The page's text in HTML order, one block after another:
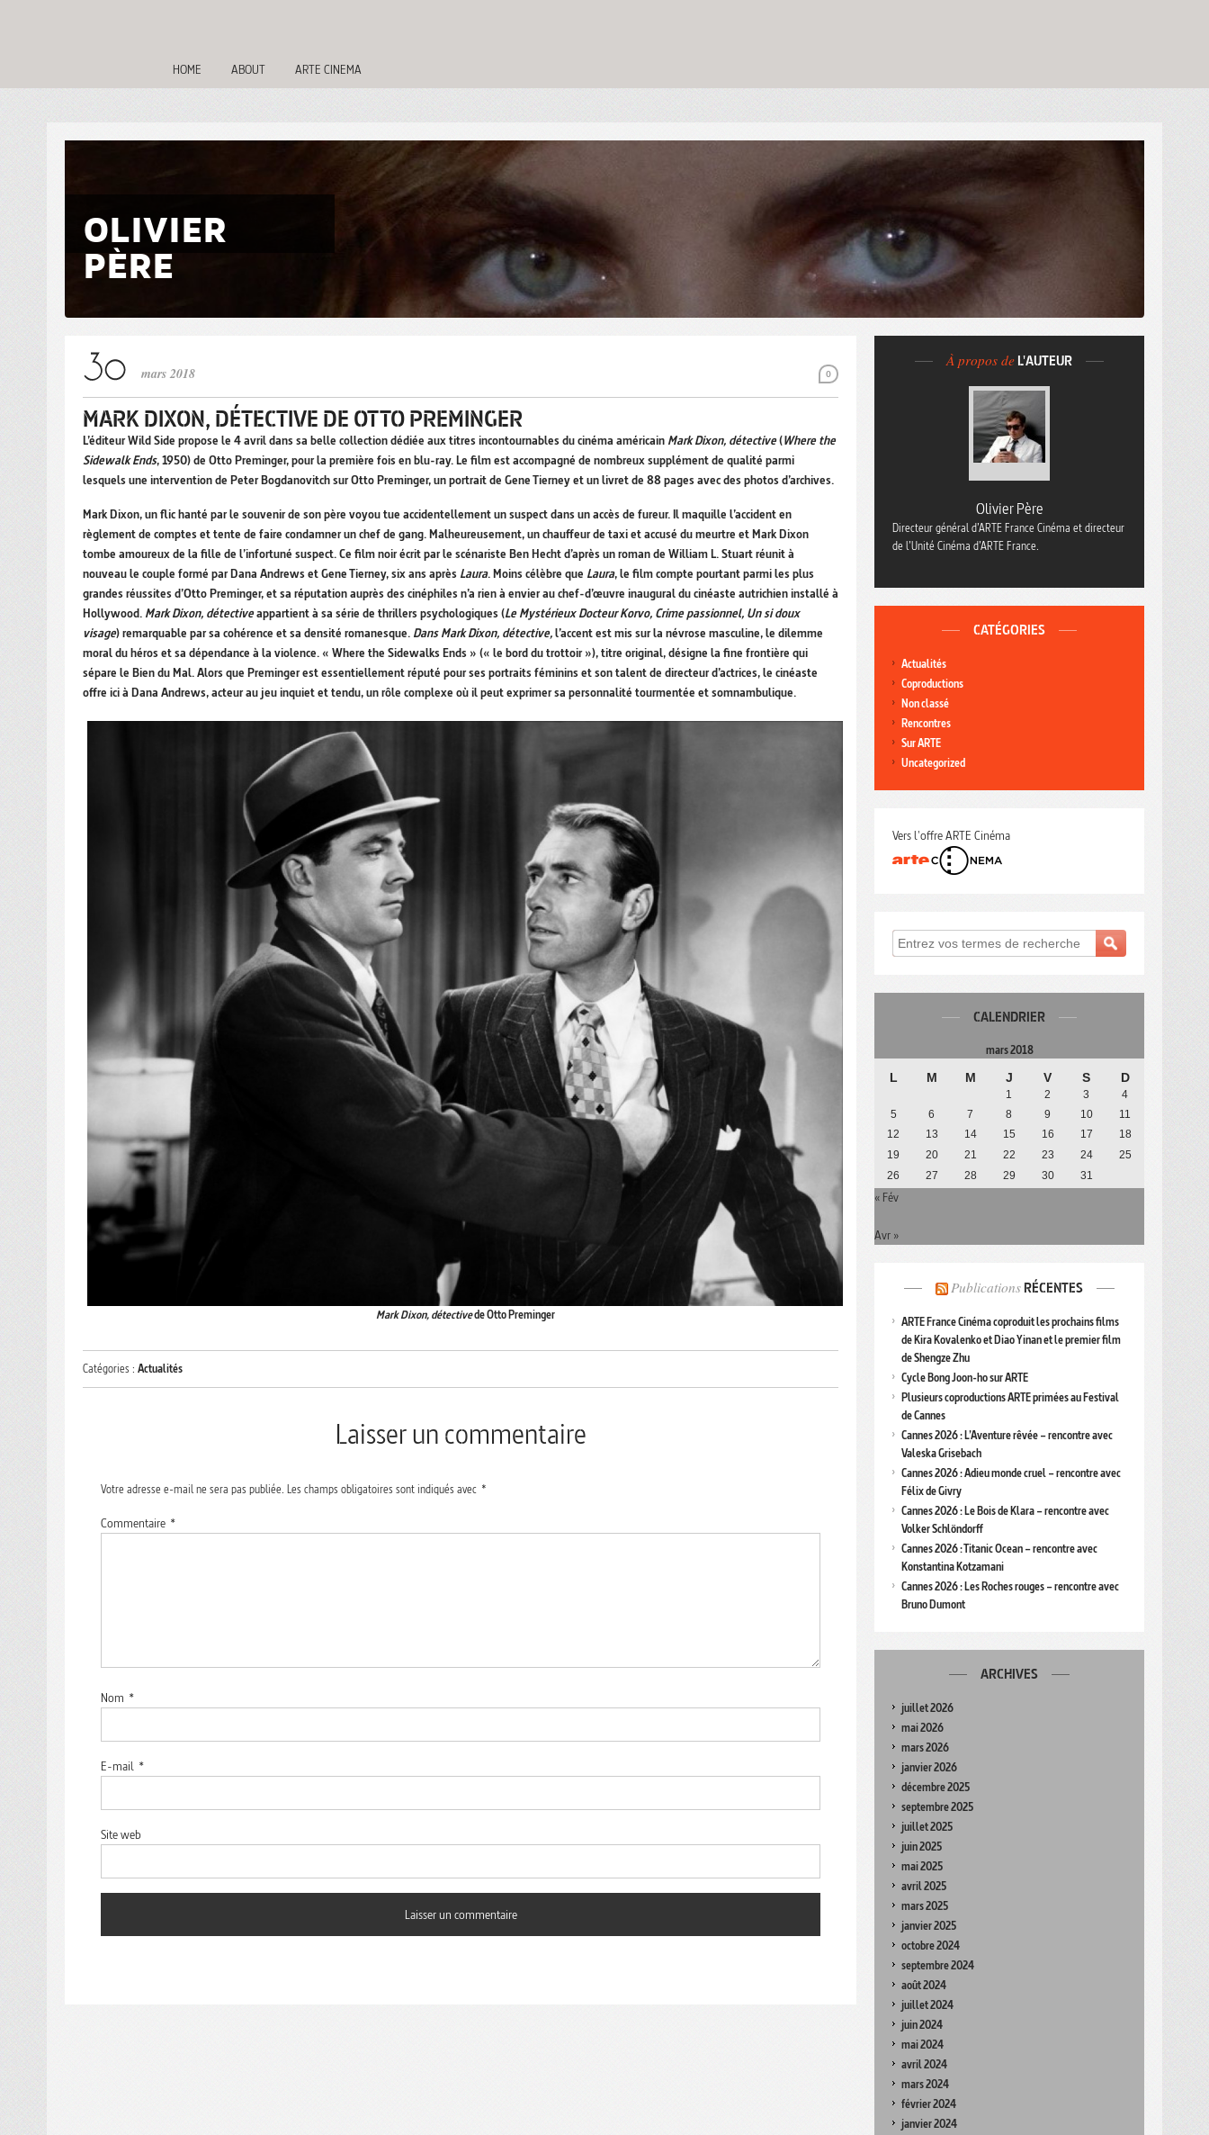
HOME ABOUT ARTE CINEMA
OLIVIER
PÈRE
0
mars 2018
MARK DIXON, DÉTECTIVE DE OTTO PREMINGER
L’éditeur Wild Side propose le 4 avril dans sa belle collection dédiée aux titres incontournables du cinéma américain Mark Dixon, détective(Where the
Sidewalk Ends, 1950) de Otto Preminger, pour la première fois en blu-ray. Le film est accompagné de nombreux supplément de qualité parmi
lesquels une intervention de Peter Bogdanovitch sur Otto Preminger, un portrait de Gene Tierney et un livret de 88 pages avec des photos d’archives.
Mark Dixon, un flic hanté par le souvenir de son père voyou tue accidentellement un suspect dans un accès de fureur. Il maquille l’accident en
règlement de comptes et tente de faire condamner un chef de gang. Malheureusement, un chauffeur de taxi et accusé du meurtre et Mark Dixon
tombe amoureux de la fille de l’infortuné suspect. Ce film noir écrit par le scénariste Ben Hecht d’après un roman de William L. Stuart réunit à
nouveau le couple formé par Dana Andrews et Gene Tierney, six ans après Laura. Moins célèbre que Laura, le film compte pourtant parmi les plus
grandes réussites d’Otto Preminger, et sa réputation auprès des cinéphiles n’a rien à envier au chef-d’œuvre inaugural du cinéaste autrichien installé à
Hollywood. Mark Dixon, détectiveappartient à sa série de thrillers psychologiques (Le Mystérieux Docteur Korvo, Crime passionnel, Un si doux
visage) remarquable par sa cohérence et sa densité romanesque. Dans Mark Dixon, détective,l’accent est mis sur la névrose masculine, le dilemme
moral du héros et sa dépendance à la violence. « Where the Sidewalks Ends » (« le bord du trottoir »), titre original, désigne la fine frontière qui
sépare le Bien du Mal. Alors que Preminger est essentiellement réputé pour ses portraits féminins et son talent de directeur d’actrices, le cinéaste
offre ici à Dana Andrews, acteur au jeu inquiet et tendu, un rôle complexe où il peut exprimer sa personnalité tourmentée et somnambulique.
Mark Dixon, détectivede Otto Preminger
Catégories : Actualités
Laisser un commentaire
Votre adresse e-mail ne sera pas publiée. Les champs obligatoires sont indiqués avec *
Commentaire *
Nom *
E-mail *
Site web
À propos de L'AUTEUR
Olivier Père
Directeur général d’ARTE France Cinéma et directeur
de l’Unité Cinéma d’ARTE France.
CATÉGORIES
Actualités
Coproductions
Non classé
Rencontres
Sur ARTE
Uncategorized
Vers l'offre ARTE Cinéma
CALENDRIER
mars 2018
L M M J V S D
1 2 3
4
5
6 7 8 9 10
11
12
13 14 15 16 17
18
19
20 21 22 23 24
25
26
27 28 29 30 31
« Fév
Avr »
Publications RÉCENTES
ARTE France Cinéma coproduit les prochains films
de Kira Kovalenko et Diao Yinan et le premier film
de Shengze Zhu
Cycle Bong Joon-ho sur ARTE
Plusieurs coproductions ARTE primées au Festival
de Cannes
Cannes 2026 : L’Aventure rêvée – rencontre avec
Valeska Grisebach
Cannes 2026 : Adieu monde cruel – rencontre avec
Félix de Givry
Cannes 2026 : Le Bois de Klara – rencontre avec
Volker Schlöndorff
Cannes 2026 : Titanic Ocean – rencontre avec
Konstantina Kotzamani
Cannes 2026 : Les Roches rouges – rencontre avec
Bruno Dumont
ARCHIVES
juillet 2026
mai 2026
mars 2026
janvier 2026
décembre 2025
septembre 2025
juillet 2025
juin 2025
mai 2025
avril 2025
mars 2025
janvier 2025
octobre 2024
septembre 2024
août 2024
juillet 2024
juin 2024
mai 2024
avril 2024
mars 2024
février 2024
janvier 2024